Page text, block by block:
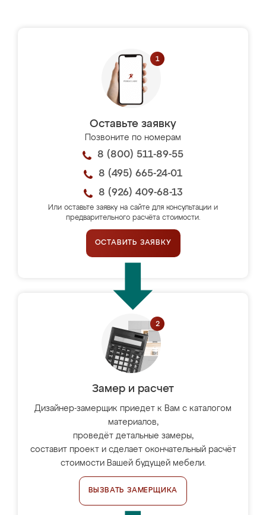
Оставьте заявку
Позвоните по номерам
8 (800) 511-89-55
8 (495) 665-24-01
8 (926) 409-68-13
Или оставьте заявку на сайте для консультации и
предварительного расчёта стоимости.
ОСТАВИТЬ ЗАЯВКУ
Замер и расчет
Дизайнер-замерщик приедет к Вам с каталогом
материалов,
проведёт детальные замеры,
составит проект и сделает окончательный расчёт
стоимости Вашей будущей мебели.
ВЫЗВАТЬ ЗАМЕРЩИКА